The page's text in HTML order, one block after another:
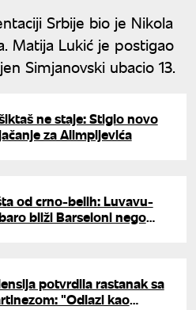
Srbije bio je Nikola
Matija Lukić je postigao
Simjanovski ubacio 13.
ne staje: Stiglo novo
za Alimpijevića
od crno-belih: Luvavu-
bliži Barseloni nego
potvrdila rastanak sa
"Odlazi kao